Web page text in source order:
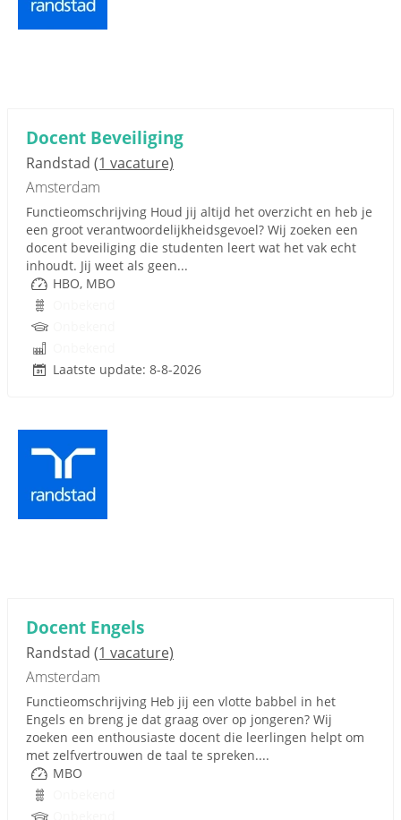
Docent Beveiliging
Randstad (1 vacature)
Amsterdam
Functieomschrijving Houd jij altijd het overzicht en heb je
een groot verantwoordelijkheidsgevoel? Wij zoeken een
docent beveiliging die studenten leert wat het vak echt
inhoudt. Jij weet als geen...
HBO, MBO
Laatste update: 8-8-2026
Docent Engels
Randstad (1 vacature)
Amsterdam
Functieomschrijving Heb jij een vlotte babbel in het
Engels en breng je dat graag over op jongeren? Wij
zoeken een enthousiaste docent die leerlingen helpt om
met zelfvertrouwen de taal te spreken....
MBO